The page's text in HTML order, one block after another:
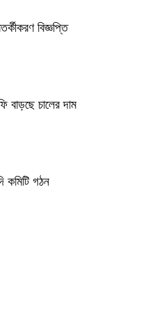
বিজ্ঞপ্তি
বাড়ছে চালের দাম
কমিটি গঠন